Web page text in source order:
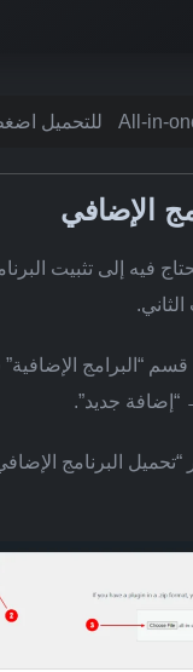
All-in- للتحميل
فيه إلى تثبيت
قسم “البرامج
جديد”.
البرنامج